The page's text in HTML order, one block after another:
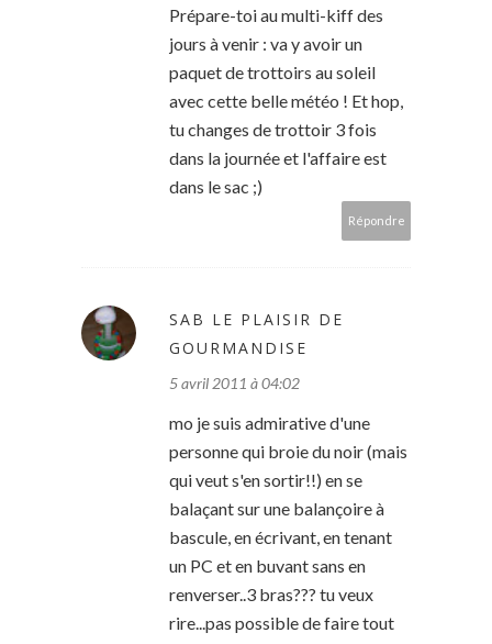
Prépare-toi au multi-kiff des
jours à venir : va y avoir un
paquet de trottoirs au soleil
avec cette belle météo ! Et hop,
tu changes de trottoir 3 fois
dans la journée et l'affaire est
dans le sac ;)
Répondre
SAB LE PLAISIR DE
GOURMANDISE
5 avril 2011 à 04:02
mo je suis admirative d'une
personne qui broie du noir (mais
qui veut s'en sortir!!) en se
balaçant sur une balançoire à
bascule, en écrivant, en tenant
un PC et en buvant sans en
renverser..3 bras??? tu veux
rire...pas possible de faire tout